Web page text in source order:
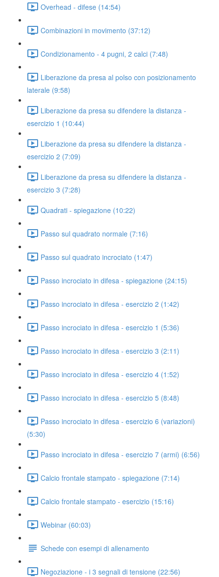
Overhead - difese (14:54)
Combinazioni in movimento (37:12)
Condizionamento - 4 pugni, 2 calci (7:48)
Liberazione da presa al polso con posizionamento
laterale (9:58)
Liberazione da presa su difendere la distanza -
esercizio 1 (10:44)
Liberazione da presa su difendere la distanza -
esercizio 2 (7:09)
Liberazione da presa su difendere la distanza -
esercizio 3 (7:28)
Quadrati - spiegazione (10:22)
Passo sul quadrato normale (7:16)
Passo sul quadrato incrociato (1:47)
Passo incrociato in difesa - spiegazione (24:15)
Passo incrociato in difesa - esercizio 2 (1:42)
Passo incrociato in difesa - esercizio 1 (5:36)
Passo incrociato in difesa - esercizio 3 (2:11)
Passo incrociato in difesa - esercizio 4 (1:52)
Passo incrociato in difesa - esercizio 5 (8:48)
Passo incrociato in difesa - esercizio 6 (variazioni)
(5:30)
Passo incrociato in difesa - esercizio 7 (armi) (6:56)
Calcio frontale stampato - spiegazione (7:14)
Calcio frontale stampato - esercizio (15:16)
Webinar (60:03)
Schede con esempi di allenamento
Negoziazione - i 3 segnali di tensione (22:56)